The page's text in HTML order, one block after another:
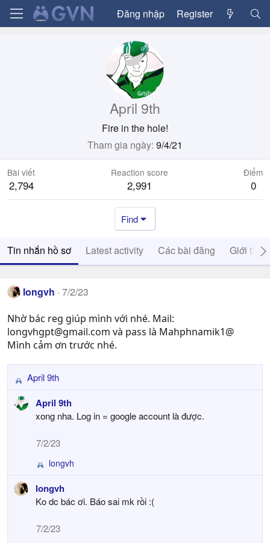
Đăng nhập Register
April 9th
Fire in the hole!
Tham gia ngày 9/4/21
Bài viết
2,794
Reaction score
2,991
Điểm
0
Find
Tin nhắn hồ sơ Latest activity Các bài đăng Giới thiệu
longvh 7/2/23
Nhờ bác reg giúp mình với nhé. Mail:
longvhgpt@gmail.com và pass là Mahphnamik1@
Mình cảm ơn trước nhé.
R
e
a
s
:
April 9th
April 9th
xong nha. Log in = google account là được.
7/2/23
R
a
c
i
longvh
longvh
Ko dc bác ơi. Báo sai mk rồi :(
7/2/23